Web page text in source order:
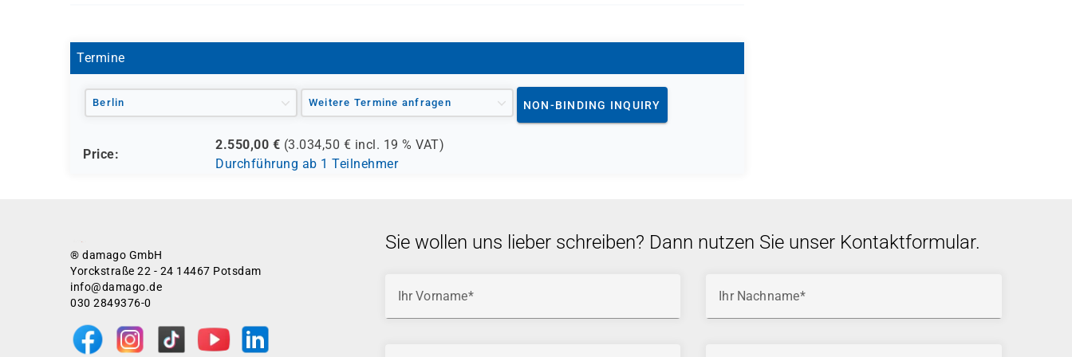
Termine
Berlin Weitere Termine anfragen NON-BINDING INQUIRY
Price:
2.550,00 € (3.034,50 € incl. 19 % VAT)
Durchführung ab 1 Teilnehmer
® damago GmbH
Yorckstraße 22 - 24 14467 Potsdam
info@damago.de
030 2849376-0
Sie wollen uns lieber schreiben? Dann nutzen Sie unser Kontaktformular.
Ihr Vorname Ihr Nachname